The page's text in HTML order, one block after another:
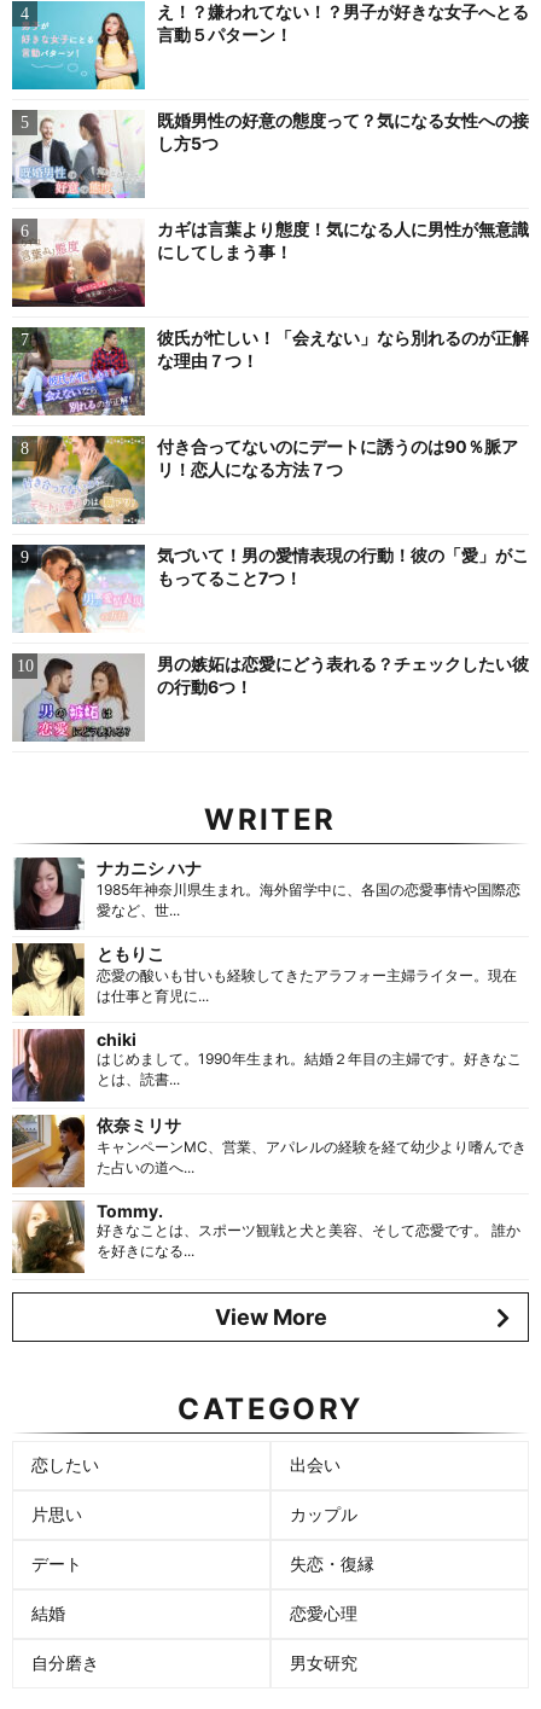
え！？嫌われてない！？男子が好きな女子へとる
言動５パターン！
既婚男性の好意の態度って？気になる女性への接
し方5つ
カギは言葉より態度！気になる人に男性が無意識
にしてしまう事！
彼氏が忙しい！「会えない」なら別れるのが正解
な理由７つ！
付き合ってないのにデートに誘うのは90％脈ア
リ！恋人になる方法７つ
気づいて！男の愛情表現の行動！彼の「愛」がこ
もってること7つ！
男の嫉妬は恋愛にどう表れる？チェックしたい彼
の行動6つ！
WRITER
ナカニシ ハナ
1985年神奈川県生まれ。海外留学中に、各国の恋愛事情や国際恋
愛など、世...
ともりこ
恋愛の酸いも甘いも経験してきたアラフォー主婦ライター。現在
は仕事と育児に...
chiki
はじめまして。1990年生まれ。結婚２年目の主婦です。好きなこ
とは、読書...
依奈ミリサ
キャンペーンMC、営業、アパレルの経験を経て幼少より嗜んでき
た占いの道へ...
Tommy.
好きなことは、スポーツ観戦と犬と美容、そして恋愛です。 誰か
を好きになる...
View More
CATEGORY
恋したい 出会い
片思い カップル
デート 失恋・復縁
結婚 恋愛心理
自分磨き 男女研究